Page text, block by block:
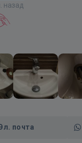
назад
почта